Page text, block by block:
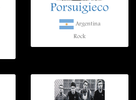
Porsuigieco
Argentina
Rock